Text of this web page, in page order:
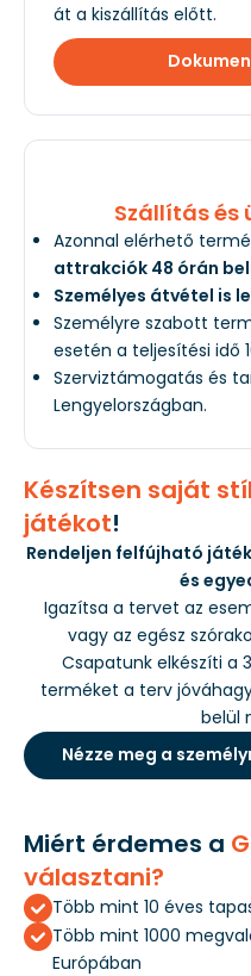
át a kiszállítás előtt.
Szállítás
Azonnal elérhető
attrakciók 48 órán
Személyes átvétel is
Személyre szabott
esetén a teljesítési idő
Szerviztámogatás és
Lengyelországban.
Készítsen saját
játékot!
Rendeljen felfújható
és
Igazítsa a tervet az
vagy az egész
Csapatunk elkészíti a
terméket a terv
belül
Nézze meg a
Miért érdemes a
választani?
Több mint 10 éves
Több mint 1000
Európában